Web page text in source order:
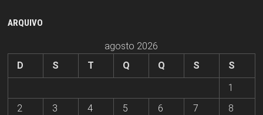
ARQUIVO
agosto 2026
D
S T Q Q S
S
1
2
3 4 5 6 7
8